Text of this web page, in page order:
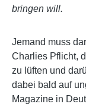
bringen will.
Jemand muss
Charlies Pflicht,
zu lüften und
dabei bald auf
Magazine in